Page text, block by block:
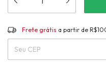
Frete grátis R$100,00
Frete grátis a partir de